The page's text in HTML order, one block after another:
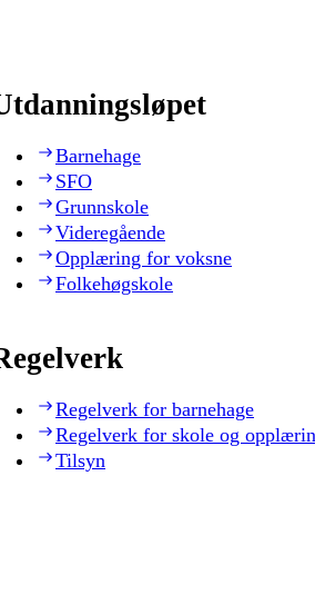
Barnehage
SFO
Grunnskole
Videregående
Opplæring for voksne
Folkehøgskole
Regelverk for barnehage
Regelverk for skole og
Tilsyn